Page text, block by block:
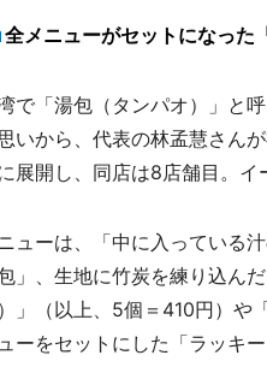
全メニューがセットになった
で「湯包（タンパオ）」と
いから、代表の林孟慧さん
展開し、同店は8店舗目。イ
ューは、「中に入っている
」、生地に竹炭を練り込ん
」（以上、5個＝410円）や
ーをセットにした「ラッキ